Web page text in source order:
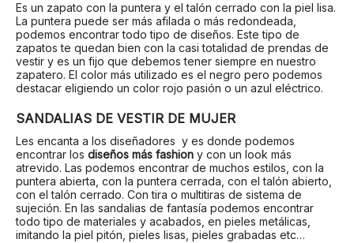
Es un zapato con la puntera y el talón cerrado con la piel lisa.
La puntera puede ser más afilada o más redondeada,
podemos encontrar todo tipo de diseños. Este tipo de
zapatos te quedan bien con la casi totalidad de prendas de
vestir y es un fijo que debemos tener siempre en nuestro
zapatero. El color más utilizado es el negro pero podemos
destacar eligiendo un color rojo pasión o un azul eléctrico.
SANDALIAS DE VESTIR DE MUJER
Les encanta a los diseñadores y es donde podemos
encontrar los diseños más fashion y con un look más
atrevido. Las podemos encontrar de muchos estilos, con la
puntera abierta, con la puntera cerrada, con el talón abierto,
con el talón cerrado. Con tira o multitiras de sistema de
sujeción. En las sandalias de fantasía podemos encontrar
todo tipo de materiales y acabados, en pieles metálicas,
imitando la piel pitón, pieles lisas, pieles grabadas etc…